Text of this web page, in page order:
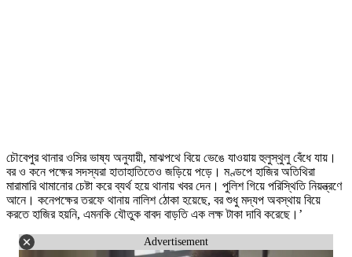
চৌবেপুর থানার ওসির ভাষ্য অনুযায়ী, মাঝপথে বিয়ে ভেঙে যাওয়ায় হুলুস্থুলু বেঁধে যায়।
বর ও কনে পক্ষের সদস্যরা হাতাহাতিতেও জড়িয়ে পড়ে। মণ্ডপে হাজির অতিথিরা
মারামারি থামানোর চেষ্টা করে ব্যর্থ হয়ে থানায় খবর দেন। পুলিশ গিয়ে পরিস্থিতি নিয়ন্ত্রণে
আনে। কনেপক্ষের তরফে থানায় নালিশ ঠোকা হয়েছে, বর শুধু মদ্যপ অবস্থায় বিয়ে
করতে হাজির হয়নি, এমনকি যৌতুক বাবদ বাড়তি এক লক্ষ টাকা দাবি করেছে।’
Advertisement